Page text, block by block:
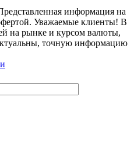
информация на
Уважаемые клиенты! В
на рынке и курсом валюты,
точную информацию